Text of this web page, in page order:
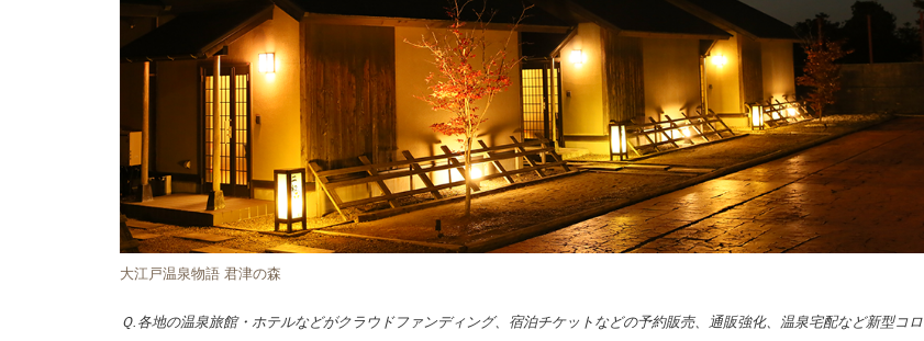
大江戸温泉物語 君津の森
Ｑ.各地の温泉旅館・ホテルなどがクラウドファンディング、宿泊チケットなどの予約販売、通販強化、温泉宅配など新型コロ